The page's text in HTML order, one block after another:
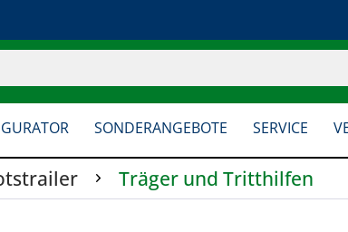
SONDERANGEBOTE SERVICE
Träger und Tritthilfen